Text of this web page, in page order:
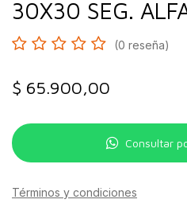
30X30 SEG.
(0 reseña)
$ 65.900,00
Consultar
Términos y condiciones